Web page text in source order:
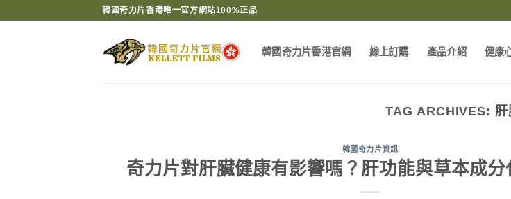
韓國奇力片香港唯一官方網站100%正品
韓國奇力片香港官網 線上訂購 產品介紹 健康
TAG ARCHIVES:
韓國奇力片資訊
奇力片對肝臟健康有影響嗎？肝功能與草本成